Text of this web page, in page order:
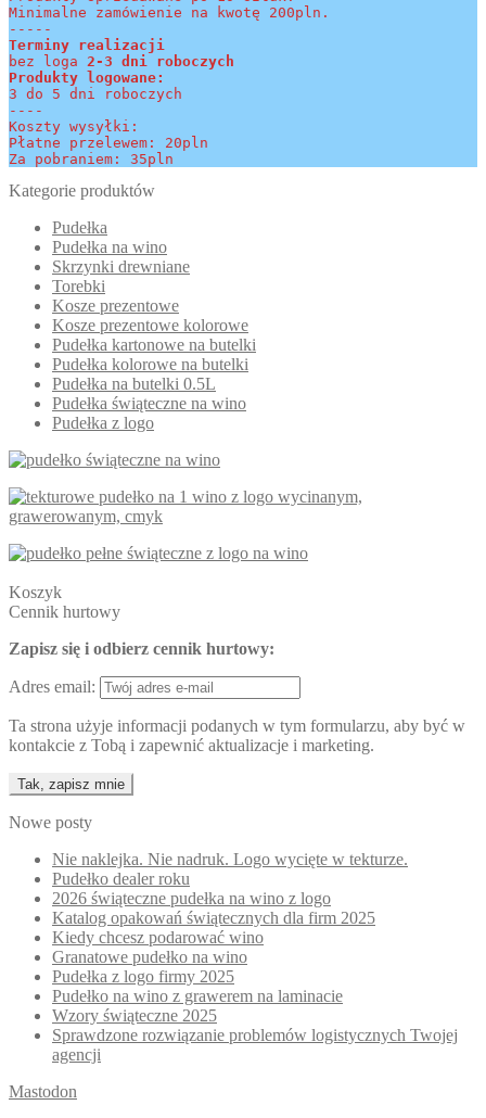
Minimalne zamówienie na kwotę 200pln.
-----
Terminy realizacji
bez loga 2-3 dni roboczych
Produkty logowane:
3 do 5 dni roboczych
----
Koszty wysyłki:
Płatne przelewem: 20pln
Za pobraniem: 35pln
Kategorie produktów
Pudełka
Pudełka na wino
Skrzynki drewniane
Torebki
Kosze prezentowe
Kosze prezentowe kolorowe
Pudełka kartonowe na butelki
Pudełka kolorowe na butelki
Pudełka na butelki 0.5L
Pudełka świąteczne na wino
Pudełka z logo
Koszyk
Cennik hurtowy
Zapisz się i odbierz cennik hurtowy:
Adres email:
Ta strona użyje informacji podanych w tym formularzu, aby być w
kontakcie z Tobą i zapewnić aktualizacje i marketing.
Nowe posty
Nie naklejka. Nie nadruk. Logo wycięte w tekturze.
Pudełko dealer roku
2026 świąteczne pudełka na wino z logo
Katalog opakowań świątecznych dla firm 2025
Kiedy chcesz podarować wino
Granatowe pudełko na wino
Pudełka z logo firmy 2025
Pudełko na wino z grawerem na laminacie
Wzory świąteczne 2025
Sprawdzone rozwiązanie problemów logistycznych Twojej
agencji
Mastodon